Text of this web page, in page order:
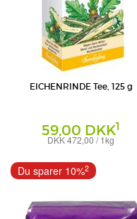
EICHENRINDE Tee, 125 g
59,00 DKK1
DKK 472,00 / 1kg
Bombastus-Werke AG
Du sparer 10%2